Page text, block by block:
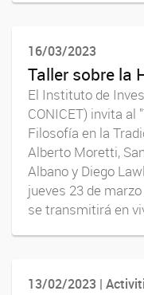
16/03/2023
Taller sobre la
El Instituto de
CONICET) invita al
Filosofía en la
Alberto Moretti,
Albano y Diego
jueves 23 de
se transmitirá en
13/02/2023 |